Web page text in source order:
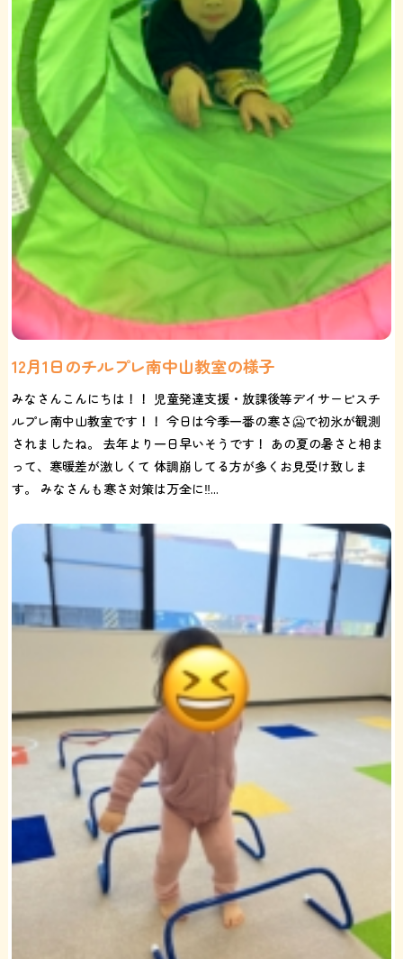
12月1日のチルプレ南中山教室の様子
みなさんこんにちは！！ 児童発達支援・放課後等デイサービスチ
ルプレ南中山教室です！！ 今日は今季一番の寒さ🥶で初氷が観測
されましたね。 去年より一日早いそうです！ あの夏の暑さと相ま
って、寒暖差が激しくて 体調崩してる方が多くお見受け致しま
す。 みなさんも寒さ対策は万全に‼️...